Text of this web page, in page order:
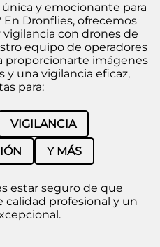
y emocionante para
Dronflies, ofrecemos
con drones de
equipo de operadores
proporcionarte imágenes
y una vigilancia eficaz,
para:
VIGILANCIA
Y MÁS
estar seguro de que
profesional y un